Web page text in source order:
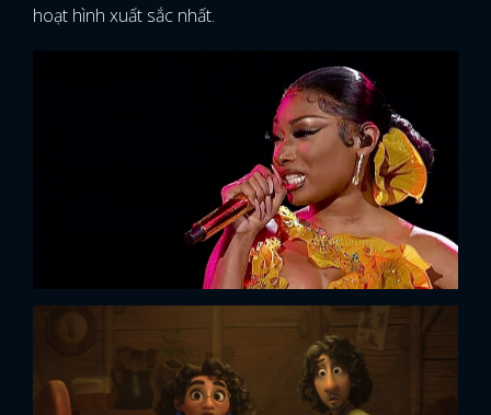
hoạt hình xuất sắc nhất.